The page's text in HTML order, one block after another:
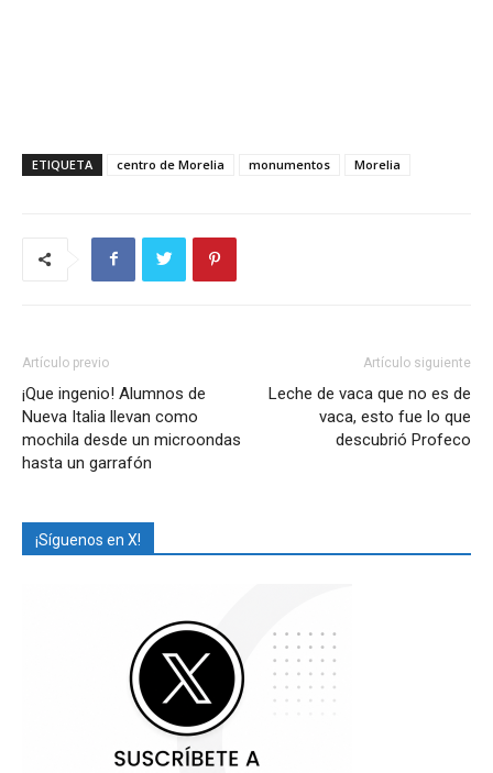
ETIQUETA centro de Morelia monumentos Morelia
Artículo previo
¡Que ingenio! Alumnos de
Nueva Italia llevan como
mochila desde un microondas
hasta un garrafón
Artículo siguiente
Leche de vaca que no es de
vaca, esto fue lo que
descubrió Profeco
¡Síguenos en X!